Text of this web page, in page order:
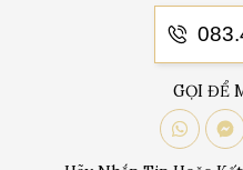
GỌI ĐỂ